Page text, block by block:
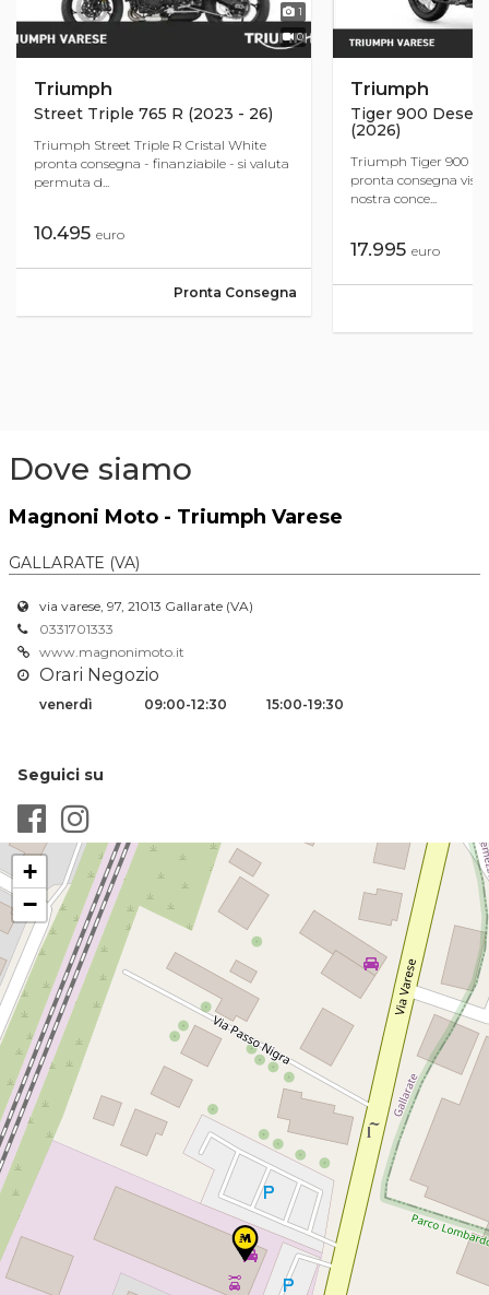
1
0
Triumph
Street Triple 765 R (2023 - 26)
Triumph Street Triple R Cristal White
pronta consegna - finanziabile - si valuta
permuta d...
10.495 euro
Pronta Consegna
Triumph
Tiger 900
(2026)
Triumph Tiger 900
pronta consegna
nostra conce...
17.995 euro
Dove siamo
Magnoni Moto - Triumph Varese
GALLARATE (VA)
via varese, 97, 21013 Gallarate (VA)
0331701333
www.magnonimoto.it
Orari Negozio
venerdì 09:00-12:30 15:00-19:30
Seguici su
+
−